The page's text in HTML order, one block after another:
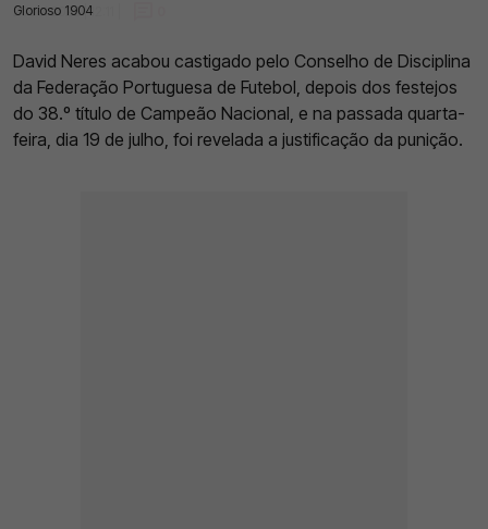
Glorioso 1904
20 Jul 2023 | 12:11 |
David Neres acabou castigado pelo Conselho de Disciplina
da Federação Portuguesa de Futebol, depois dos festejos
do 38.º título de Campeão Nacional, e na passada quarta-
feira, dia 19 de julho, foi revelada a justificação da punição.